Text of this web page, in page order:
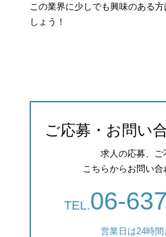
この業界に少しでも興味のある
しょう！
ご応募・お問い
求人の応募、ご
こちらからお問い合
TEL.06-
営業日は24時間